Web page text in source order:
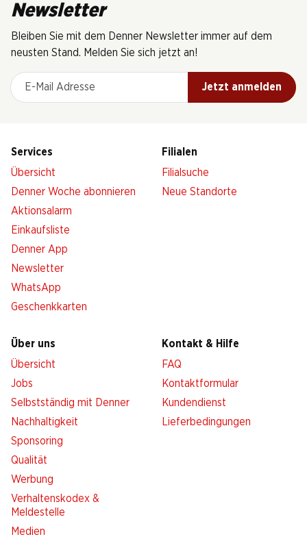
Newsletter
Bleiben Sie mit dem Denner Newsletter immer auf dem
neusten Stand. Melden Sie sich jetzt an!
E-Mail Adresse
Jetzt anmelden
Services
Übersicht
Denner Woche abonnieren
Aktionsalarm
Einkaufsliste
Denner App
Newsletter
WhatsApp
Geschenkkarten
Filialen
Filialsuche
Neue Standorte
Über uns
Übersicht
Jobs
Selbstständig mit Denner
Nachhaltigkeit
Sponsoring
Qualität
Werbung
Verhaltenskodex &
Meldestelle
Medien
Kontakt & Hilfe
FAQ
Kontaktformular
Kundendienst
Lieferbedingungen